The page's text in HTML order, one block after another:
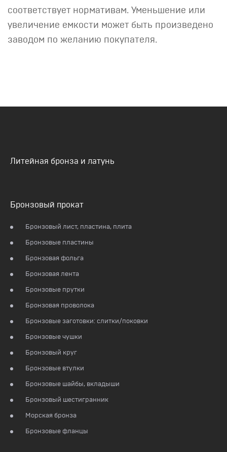
соответствует нормативам. Уменьшение или
увеличение емкости может быть произведено
заводом по желанию покупателя.
Литейная бронза и латунь
Бронзовый прокат
Бронзовый лист, пластина, плита
Бронзовые пластины
Бронзовая фольга
Бронзовая лента
Бронзовые прутки
Бронзовая проволока
Бронзовые заготовки: слитки/поковки
Бронзовые чушки
Бронзовый круг
Бронзовые втулки
Бронзовые шайбы, вкладыши
Бронзовый шестигранник
Морская бронза
Бронзовые фланцы